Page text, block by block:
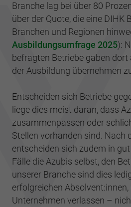
Branche lag bei über 80
über der Quote, die eine DIHK
Branchen und Regionen
Ausbildungsumfrage 2025):
befragten Betriebe gaben dort
der Ausbildung übernehmen
Entscheiden sich Betriebe
liege dies meist daran, dass
zusammenpassen oder
Stellen vorhanden sind. Nach
entscheiden sich zudem in
Fälle die Azubis selbst, den
unserer Branche sind dies
erfolgreichen Absolvent:innen,
Unternehmen verlassen –